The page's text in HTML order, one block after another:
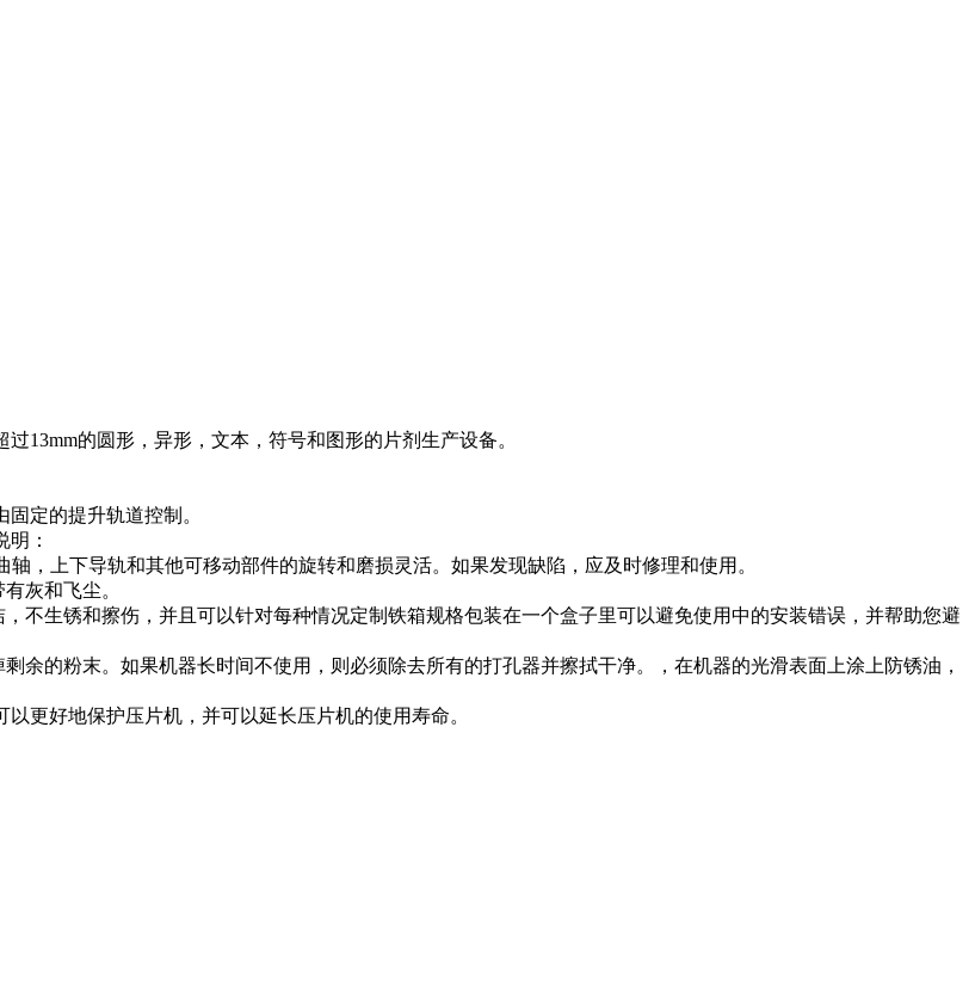
13mm的圆形，异形，文本，符号和图形的片剂生产设备。
定的提升轨道控制。
：
，上下导轨和其他可移动部件的旋转和磨损灵活。如果发现缺陷，应及时修理和使用。
灰和飞尘。
不生锈和擦伤，并且可以针对每种情况定制铁箱规格包装在一个盒子里可以避免使用中的安装错误，并帮助您避
余的粉末。如果机器长时间不使用，则必须除去所有的打孔器并擦拭干净。，在机器的光滑表面上涂上防锈油，
更好地保护压片机，并可以延长压片机的使用寿命。